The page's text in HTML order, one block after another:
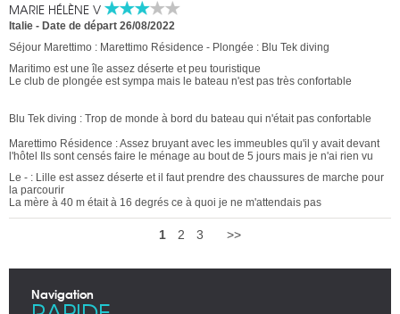
MARIE HÉLÈNE V
Italie - Date de départ 26/08/2022
Séjour Marettimo : Marettimo Résidence - Plongée : Blu Tek diving
Maritimo est une île assez déserte et peu touristique
Le club de plongée est sympa mais le bateau n'est pas très confortable
Blu Tek diving : Trop de monde à bord du bateau qui n'était pas confortable
Marettimo Résidence : Assez bruyant avec les immeubles qu'il y avait devant
l'hôtel Ils sont censés faire le ménage au bout de 5 jours mais je n'ai rien vu
Le - : Lille est assez déserte et il faut prendre des chaussures de marche pour
la parcourir
La mère à 40 m était à 16 degrés ce à quoi je ne m'attendais pas
1 2 3 >>
Navigation